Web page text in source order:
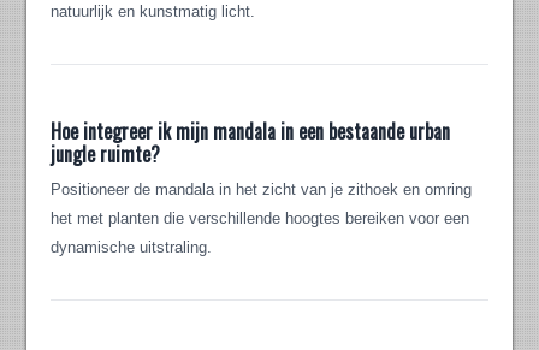
natuurlijk en kunstmatig licht.
Hoe integreer ik mijn mandala in een bestaande urban
jungle ruimte?
Positioneer de mandala in het zicht van je zithoek en omring
het met planten die verschillende hoogtes bereiken voor een
dynamische uitstraling.